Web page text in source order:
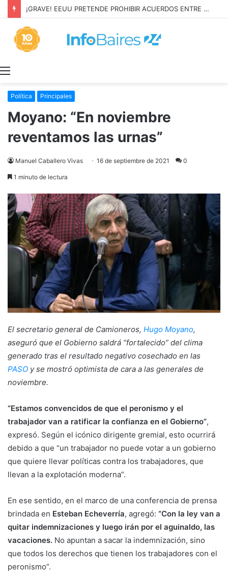
¡GRAVE! EEUU PRETENDE PROHIBIR ACUERDOS ENTRE CHINA Y UNA COOPERATIVA EN NEUQUÉN
Política Principales
Moyano: “En noviembre
reventamos las urnas”
Manuel Caballero Vivas 16 de septiembre de 2021 0
1 minuto de lectura
El secretario general de Camioneros, Hugo Moyano,
aseguró que el Gobierno saldrá “fortalecido” del clima
generado tras el resultado negativo cosechado en las
PASO y se mostró optimista de cara a las generales de
noviembre.
“Estamos convencidos de que el peronismo y el
trabajador van a ratificar la confianza en el Gobierno”,
expresó. Según el icónico dirigente gremial, esto ocurrirá
debido a que “un trabajador no puede votar a un gobierno
que quiere llevar políticas contra los trabajadores, que
llevan a la explotación moderna”.
En ese sentido, en el marco de una conferencia de prensa
brindada en Esteban Echeverría, agregó: “Con la ley van a
quitar indemnizaciones y luego irán por el aguinaldo, las
vacaciones. No apuntan a sacar la indemnización, sino
que todos los derechos que tienen los trabajadores con el
peronismo”.